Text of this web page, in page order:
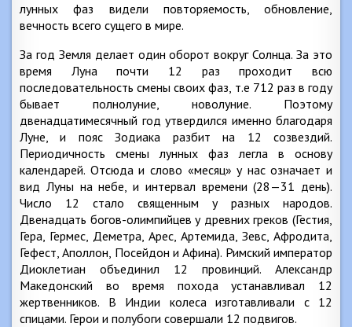
лунных фаз видели повторяемость, обновление,
вечность всего сущего в мире.
За год Земля делает один оборот вокруг Солнца. За это
время Луна почти 12 раз проходит всю
последовательность смены своих фаз, т.е 712 раз в году
бывает полнолуние, новолуние. Поэтому
двенадцатимесячный год утвердился именно благодаря
Луне, и пояс Зодиака разбит на 12 созвездий.
Периодичность смены лунных фаз легла в основу
календарей. Отсюда и слово «месяц» у нас означает и
вид Луны на небе, и интервал времени (28—31 день).
Число 12 стало священным у разных народов.
Двенадцать богов-олимпийцев у древних греков (Гестия,
Гера, Гермес, Деметра, Арес, Артемида, Зевс, Афродита,
Гефест, Аполлон, Посейдон и Афина). Римский император
Диоклетиан объединил 12 провинций. Александр
Македонский во время похода устанавливал 12
жертвенников. В Индии колеса изготавливали с 12
спицами. Герои и полубоги совершали 12 подвигов.